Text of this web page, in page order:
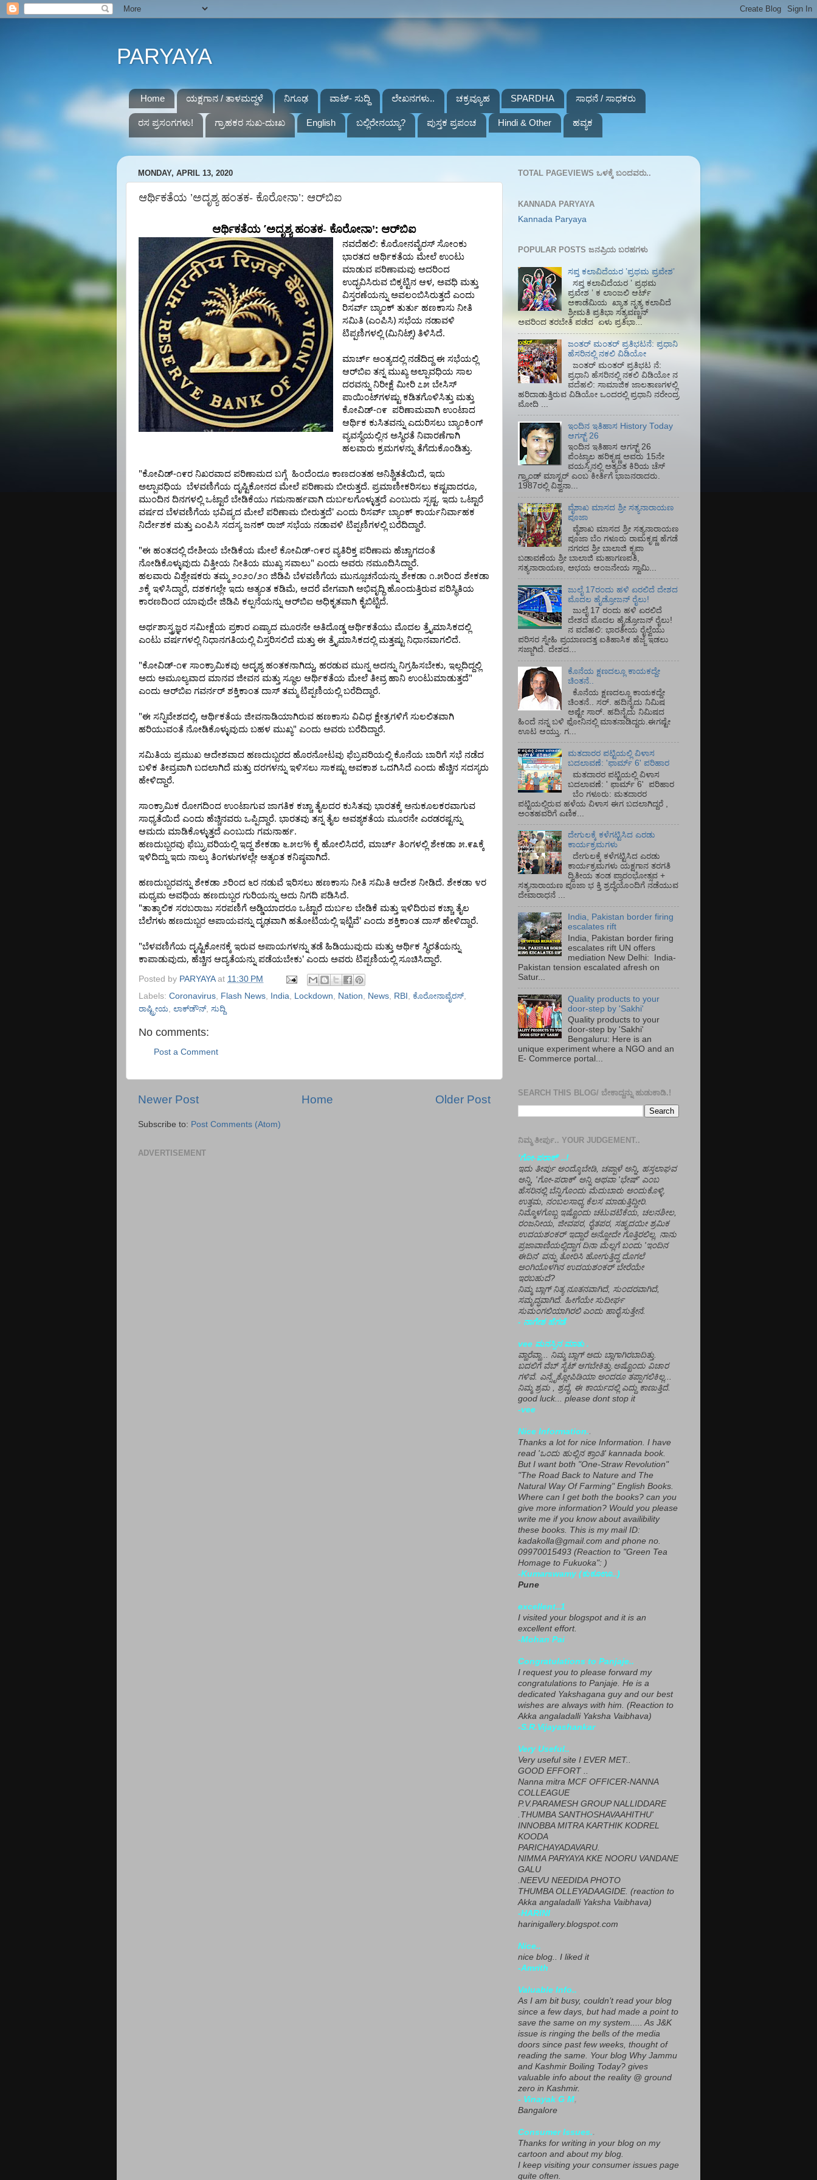
PARYAYA
Home ಯಕ್ಷಗಾನ / ತಾಳಮದ್ದಳೆ ನಿಗೂಢ ವಾಟ್- ಸುದ್ದಿ ಲೇಖನಗಳು.. ಚಕ್ರವ್ಯೂಹ SPARDHA ಸಾಧನೆ / ಸಾಧಕರು
ರಸ ಪ್ರಸಂಗಗಳು! ಗ್ರಾಹಕರ ಸುಖ-ದುಃಖ English ಬಲ್ಲಿರೇನಯ್ಯಾ? ಪುಸ್ತಕ ಪ್ರಪಂಚ Hindi & Other ಹವ್ಯಕ
MONDAY, APRIL 13, 2020
ಆರ್ಥಿಕತೆಯ ’ಅದೃಶ್ಯ ಹಂತಕ- ಕೊರೋನಾ’: ಆರ್‌ಬಿಐ
ಆರ್ಥಿಕತೆಯ ’ಅದೃಶ್ಯ ಹಂತಕ- ಕೊರೋನಾ’: ಆರ್‌ಬಿಐ
ನವದೆಹಲಿ: ಕೊರೋನವೈರಸ್ ಸೋಂಕು
ಭಾರತದ ಆರ್ಥಿಕತೆಯ ಮೇಲೆ ಉಂಟು
ಮಾಡುವ ಪರಿಣಾಮವು ಅದರಿಂದ
ಉದ್ಭವಿಸಿರುವ ಬಿಕ್ಕಟ್ಟಿನ ಆಳ, ಅವಧಿ ಮತ್ತು
ವಿಸ್ತರಣೆಯನ್ನು ಅವಲಂಬಿಸಿರುತ್ತದೆ ಎಂದು
ರಿಸರ್ವ್ ಬ್ಯಾಂಕ್ ತುರ್ತು ಹಣಕಾಸು ನೀತಿ
ಸಮಿತಿ(ಎಂಪಿಸಿ) ಸಭೆಯ ನಡಾವಳಿ
ಟಿಪ್ಪಣಿಗಳಲ್ಲಿ(ಮಿನಿಟ್ಸ್) ತಿಳಿಸಿದೆ.
ಮಾರ್ಚ್ ಅಂತ್ಯದಲ್ಲಿ ನಡೆದಿದ್ದ ಈ ಸಭೆಯಲ್ಲಿ
ಆರ್‌ಬಿಐ ತನ್ನ ಮುಖ್ಯ ಅಲ್ಪಾವಧಿಯ ಸಾಲ
ದರವನ್ನು ನಿರೀಕ್ಷೆ ಮೀರಿ ೭೫ ಬೇಸಿಸ್
ಪಾಯಿಂಟ್‌ಗಳಷ್ಟು ಕಡಿತಗೊಳಿಸಿತ್ತು ಮತ್ತು
ಕೋವಿಡ್-೧೯ ಪರಿಣಾಮವಾಗಿ ಉಂಟಾದ
ಆರ್ಥಿಕ ಕುಸಿತವನ್ನು ಎದುರಿಸಲು ಬ್ಯಾಂಕಿಂಗ್
ವ್ಯವಸ್ಥೆಯಲ್ಲಿನ ಅಸ್ಥಿರತೆ ನಿವಾರಣೆಗಾಗಿ
ಹಲವಾರು ಕ್ರಮಗಳನ್ನು ತೆಗೆದುಕೊಂಡಿತ್ತು.
"ಕೋವಿಡ್-೧೯ರ ನಿಖರವಾದ ಪರಿಣಾಮದ ಬಗ್ಗೆ ಹಿಂದೆಂದೂ ಕಾಣದಂತಹ ಅನಿಶ್ಚಿತತೆಯಿದೆ, ಇದು
ಅಲ್ಪಾವಧಿಯ ಬೆಳವಣಿಗೆಯ ದೃಷ್ಟಿಕೋನದ ಮೇಲೆ ಪರಿಣಾಮ ಬೀರುತ್ತದೆ. ಪ್ರಮಾಣೀಕರಿಸಲು ಕಷ್ಟವಾದರೂ,
ಮುಂದಿನ ದಿನಗಳಲ್ಲಿ ಒಟ್ಟಾರೆ ಬೇಡಿಕೆಯು ಗಮನಾರ್ಹವಾಗಿ ದುರ್ಬಲಗೊಳ್ಳುತ್ತದೆ ಎಂಬುದು ಸ್ಪಷ್ಟ. ಇದು ಒಟ್ಟಾರೆ
ವರ್ಷದ ಬೆಳವಣಿಗೆಯ ಭವಿಷ್ಯದ ಮೇಲೆ ಪರಿಣಾಮ ಬೀರುತ್ತದೆ’ ಎಂದು ರಿಸರ್ವ್ ಬ್ಯಾಂಕ್ ಕಾರ್ಯನಿರ್ವಾಹಕ
ನಿರ್ದೇಶಕ ಮತ್ತು ಎಂಪಿಸಿ ಸದಸ್ಯ ಜನಕ್ ರಾಜ್ ಸಭೆಯ ನಡಾವಳಿ ಟಿಪ್ಪಣಿಗಳಲ್ಲಿ ಬರೆದಿದ್ದಾರೆ.
"ಈ ಹಂತದಲ್ಲಿ ದೇಶೀಯ ಬೇಡಿಕೆಯ ಮೇಲೆ ಕೋವಿಡ್-೧೯ರ ವ್ಯತಿರಿಕ್ತ ಪರಿಣಾಮ ಹೆಚ್ಚಾಗದಂತೆ
ನೋಡಿಕೊಳ್ಳುವುದು ವಿತ್ತೀಯ ನೀತಿಯ ಮುಖ್ಯ ಸವಾಲು" ಎಂದು ಅವರು ನಮೂದಿಸಿದ್ದಾರೆ.
ಹಲವಾರು ವಿಶ್ಲೇಷಕರು ತಮ್ಮ ೨೦೨೦/೨೧ ಜಿಡಿಪಿ ಬೆಳವಣಿಗೆಯ ಮುನ್ಸೂಚನೆಯನ್ನು ಶೇಕಡಾ ೧.೫ರಿಂದ ಶೇಕಡಾ
೨ಕ್ಕೆ ಇಳಿಸಿದ್ದಾರೆ, ದಶಕಗಲ್ಲೇ ಇದು ಅತ್ಯಂತ ಕಡಿಮೆ, ಆದರೆ ವೇಗವಾಗಿ ಅಭಿವೃದ್ಧಿ ಹೊಂದುತ್ತಿರುವ ಪರಿಸ್ಥಿತಿಯ
ಕಾರಣದಿಂದ ಯಾವುದೇ ಜಿಡಿಪಿ ಕಲ್ಪನೆಯನ್ನು ಆರ್‌ಬಿಐ ಅಧಿಕೃತವಾಗಿ ಕೈಬಿಟ್ಟಿದೆ.
ಅರ್ಥಶಾಸ್ತ್ರಜ್ಞರ ಸಮೀಕ್ಷೆಯ ಪ್ರಕಾರ ಏಷ್ಯಾದ ಮೂರನೇ ಅತಿದೊಡ್ಡ ಆರ್ಥಿಕತೆಯು ಮೊದಲ ತ್ರೈಮಾಸಿಕದಲ್ಲಿ
ಎಂಟು ವರ್ಷಗಳಲ್ಲಿ ನಿಧಾನಗತಿಯಲ್ಲಿ ವಿಸ್ತರಿಸಲಿದೆ ಮತ್ತು ಈ ತ್ರೈಮಾಸಿಕದಲ್ಲಿ ಮತ್ತಷ್ಟು ನಿಧಾನವಾಗಲಿದೆ.
"ಕೋವಿಡ್-೧೯ ಸಾಂಕ್ರಾಮಿಕವು ಅದೃಶ್ಯ ಹಂತಕನಾಗಿದ್ದು, ಹರಡುವ ಮುನ್ನ ಅದನ್ನು ನಿಗ್ರಹಿಸಬೇಕು, ಇಲ್ಲದಿದ್ದಲ್ಲಿ
ಅದು ಅಮೂಲ್ಯವಾದ ಮಾನವ ಜೀವನ ಮತ್ತು ಸ್ಥೂಲ ಆರ್ಥಿಕತೆಯ ಮೇಲೆ ತೀವ್ರ ಹಾನಿ ಉಂಟುಮಾಡುತ್ತದೆ"
ಎಂದು ಆರ್‌ಬಿಐ ಗವರ್ನರ್ ಶಕ್ತಿಕಾಂತ ದಾಸ್ ತಮ್ಮ ಟಿಪ್ಪಣಿಯಲ್ಲಿ ಬರೆದಿದ್ದಾರೆ.
"ಈ ಸನ್ನಿವೇಶದಲ್ಲಿ, ಆರ್ಥಿಕತೆಯ ಜೀವನಾಡಿಯಾಗಿರುವ ಹಣಕಾಸು ವಿವಿಧ ಕ್ಷೇತ್ರಗಳಿಗೆ ಸುಲಲಿತವಾಗಿ
ಹರಿಯುವಂತೆ ನೋಡಿಕೊಳ್ಳುವುದು ಬಹಳ ಮುಖ್ಯ" ಎಂದು ಅವರು ಬರೆದಿದ್ದಾರೆ.
ಸಮಿತಿಯ ಪ್ರಮುಖ ಆದೇಶವಾದ ಹಣದುಬ್ಬರದ ಹೊರನೋಟವು ಫೆಬ್ರವರಿಯಲ್ಲಿ ಕೊನೆಯ ಬಾರಿಗೆ ಸಭೆ ನಡೆದ
ಬಳಿಕ ತೀವ್ರವಾಗಿ ಬದಲಾಗಿದೆ ಮತ್ತು ದರಗಳನ್ನು ಇಳಿಸಲು ಸಾಕಷ್ಟು ಅವಕಾಶ ಒದಗಿಸಿದೆ ಎಂದು ಹೆಚ್ಚಿನ ಸದಸ್ಯರು
ಹೇಳಿದ್ದಾರೆ.
ಸಾಂಕ್ರಾಮಿಕ ರೋಗದಿಂದ ಉಂಟಾಗುವ ಜಾಗತಿಕ ಕಚ್ಚಾ ತೈಲದರ ಕುಸಿತವು ಭಾರತಕ್ಕೆ ಅನುಕೂಲಕರವಾಗುವ
ಸಾಧ್ಯತೆಯಿದೆ ಎಂದು ಹೆಚ್ಚಿನವರು ಒಪ್ಪಿದ್ದಾರೆ. ಭಾರತವು ತನ್ನ ತೈಲ ಅವಶ್ಯಕತೆಯ ಮೂರನೇ ಎರಡರಷ್ಟನ್ನು
ಆಮದು ಮಾಡಿಕೊಳ್ಳುತ್ತದೆ ಎಂಬುದು ಗಮನಾರ್ಹ.
ಹಣದುಬ್ಬರವು ಫೆಬ್ರ್ರುವರಿಯಲ್ಲಿ ಇದ್ದ ಶೇಕಡಾ ೬.೫೮% ಕ್ಕೆ ಹೋಲಿಸಿದರೆ, ಮಾರ್ಚ್ ತಿಂಗಳಲ್ಲಿ ಶೇಕಡಾ ೫.೯೩ಕ್ಕೆ
ಇಳಿದಿದ್ದು ಇದು ನಾಲ್ಕು ತಿಂಗಳುಗಳಲ್ಲೇ ಅತ್ಯಂತ ಕನಿಷ್ಠವಾಗಿದೆ.
ಹಣದುಬ್ಬರವನ್ನು ಶೇಕಡಾ ೨ರಿಂದ ೬ರ ನಡುವೆ ಇರಿಸಲು ಹಣಕಾಸು ನೀತಿ ಸಮಿತಿ ಆದೇಶ ನೀಡಿದೆ. ಶೇಕಡಾ ೪ರ
ಮಧ್ಯಮ ಅವಧಿಯ ಹಣದುಬ್ಬರ ಗುರಿಯನ್ನು ಅದು ನಿಗದಿ ಪಡಿಸಿದೆ.
"ತಾತ್ಕಾಲಿಕ ಸರಬರಾಜು ಸರಪಣಿಗೆ ಅಡ್ಡಿಯಾದರೂ ಒಟ್ಟಾರೆ ದುರ್ಬಲ ಬೇಡಿಕೆ ಮತ್ತು ಇಳಿದಿರುವ ಕಚ್ಚಾ ತೈಲ
ಬೆಲೆಗಳು ಹಣದುಬ್ಬರ ಅಪಾಯವನ್ನು ದೃಢವಾಗಿ ಹತೋಟಿಯಲ್ಲಿ ಇಟ್ಟಿವೆ’ ಎಂದು ಶಕ್ತಿಕಾಂತ ದಾಸ್ ಹೇಳಿದ್ದಾರೆ.
"ಬೆಳವಣಿಗೆಯ ದೃಷ್ಟಿಕೋನಕ್ಕೆ ಇರುವ ಅಪಾಯಗಳನ್ನು ತಡೆ ಹಿಡಿಯುವುದು ಮತ್ತು ಆರ್ಥಿಕ ಸ್ಥಿರತೆಯನ್ನು
ಕಾಪಾಡುವುದು, ಹೆಚ್ಚಿನ ಆದ್ಯತೆಯನ್ನು ಪಡೆಯಬೇಕು’ ಎಂದು ಅವರು ಟಿಪ್ಪಣಿಯಲ್ಲಿ ಸೂಚಿಸಿದ್ದಾರೆ.
Posted by PARYAYA at 11:30 PM
Labels: Coronavirus Flash News India Lockdown Nation News RBI ಕೊರೋನಾವೈರಸ್
ರಾಷ್ಟ್ರೀಯ ಲಾಕ್‌ಡೌನ್, ಸುದ್ದಿ
No comments:
Post a Comment
Newer Post Older Post
Home
Subscribe to: Post Comments (Atom)
ADVERTISEMENT
TOTAL PAGEVIEWS ಒಳಕ್ಕೆ ಬಂದವರು..
KANNADA PARYAYA
Kannada Paryaya
POPULAR POSTS ಜನಪ್ರಿಯ ಬರಹಗಳು
ಸಪ್ತ ಕಲಾವಿದೆಯರ ʼಪ್ರಥಮ ಪ್ರವೇಶʼ
ಸಪ್ತ ಕಲಾವಿದೆಯರ ʼ ಪ್ರಥಮ
ಪ್ರವೇಶ ʼ ಕ ಲಾಂಜಲಿ ಆರ್ಟ್
ಅಕಾಡೆಮಿಯ‌ ಖ್ಯಾತ ನೃತ್ಯ ಕಲಾವಿದೆ
ಶ್ರೀಮತಿ ಪ್ರತಿಭಾ ಸತ್ಯವಣ್ಣನ್
ಅವರಿಂದ ತರಬೇತಿ ಪಡೆದ ಏಳು ಪ್ರತಿಭಾ...
ಜಂತರ್ ಮಂತರ್ ಪ್ರತಿಭಟನೆ: ಪ್ರಧಾನಿ
ಹೆಸರಿನಲ್ಲಿ ನಕಲಿ ವಿಡಿಯೋ
ಜಂತರ್ ಮಂತರ್ ಪ್ರತಿಭಟ ನೆ:
ಪ್ರಧಾನಿ ಹೆಸರಿನಲ್ಲಿ ನಕಲಿ ವಿಡಿಯೋ ನ
ವದೆಹಲಿ: ಸಾಮಾಜಿಕ ಜಾಲತಾಣಗಳಲ್ಲಿ
ಹರಿದಾಡುತ್ತಿರುವ ವಿಡಿಯೋ ಒಂದರಲ್ಲಿ ಪ್ರಧಾನಿ ನರೇಂದ್ರ
ಮೋದಿ ...
ಇಂದಿನ ಇತಿಹಾಸ History Today
ಆಗಸ್ಟ್ 26
ಇಂದಿನ ಇತಿಹಾಸ ಆಗಸ್ಟ್ 26
ಪೆಂಟ್ಯಾಲ ಹರಿಕೃಷ್ಣ ಅವರು 15ನೇ
ವಯಸ್ಸಿನಲ್ಲಿ ಅತ್ಯಂತ ಕಿರಿಯ ಚೆಸ್
ಗ್ರ್ಯಾಂಡ್ ಮಾಸ್ಟರ್ ಎಂಬ ಕೀರ್ತಿಗೆ ಭಾಜನರಾದರು.
1987ರಲ್ಲಿ ವಿಶ್ವನಾ...
ವೈಶಾಖ ಮಾಸದ ಶ್ರೀ ಸತ್ಯನಾರಾಯಣ
ಪೂಜಾ
ವೈಶಾಖ ಮಾಸದ ಶ್ರೀ ಸತ್ಯನಾರಾಯಣ
ಪೂಜಾ ಬೆಂ ಗಳೂರು ರಾಮಕೃಷ್ಣ ಹೆಗಡೆ
ನಗರದ ಶ್ರೀ ಬಾಲಾಜಿ ಕೃಪಾ
ಬಡಾವಣೆಯ ಶ್ರೀ ಬಾಲಾಜಿ ಮಹಾಗಣಪತಿ,
ಸತ್ಯನಾರಾಯಣ, ಅಭಯ ಆಂಜನೇಯ ಸ್ವಾಮಿ...
ಜುಲೈ 17ರಂದು ಹಳಿ ಏರಲಿದೆ ದೇಶದ
ಮೊದಲ ಹೈಡ್ರೋಜನ್ ರೈಲು!
ಜುಲೈ 17 ರಂದು ಹಳಿ ಏರಲಿದೆ
ದೇಶದ ಮೊದಲ ಹೈಡ್ರೋಜನ್ ರೈಲು!
ನ ವದೆಹಲಿ: ಭಾರತೀಯ ರೈಲ್ವೆಯು
ಪರಿಸರ ಸ್ನೇಹಿ ಪ್ರಯಾಣದತ್ತ ಐತಿಹಾಸಿಕ ಹೆಜ್ಜೆ ಇಡಲು
ಸಜ್ಜಾಗಿದೆ. ದೇಶದ...
ಕೊನೆಯ ಕ್ಷಣದಲ್ಲೂ ಕಾಯಕದ್ದೇ
ಚಿಂತನೆ..
ಕೊನೆಯ ಕ್ಷಣದಲ್ಲೂ ಕಾಯಕದ್ದೇ
ಚಿಂತನೆ.. ಸರ್.‌ ಹದಿನೈದು ನಿಮಿಷ
ಅಷ್ಟೇ ಸಾರ್.‌ ಹದಿನೈದು ನಿಮಿಷದ
ಹಿಂದೆ ನನ್ನ ಬಳಿ ಫೋನಿನಲ್ಲಿ ಮಾತನಾಡಿದ್ದರು.ಈಗಷ್ಟೇ
ಊಟ ಆಯ್ತು. ಗ...
ಮತದಾರರ ಪಟ್ಟಿಯಲ್ಲಿ ವಿಳಾಸ
ಬದಲಾವಣೆ: 'ಫಾರ್ಮ್ 6' ಪರಿಹಾರ
ಮತದಾರರ ಪಟ್ಟಿಯಲ್ಲಿ ವಿಳಾಸ
ಬದಲಾವಣೆ: ' ಫಾರ್ಮ್ 6' ಪರಿಹಾರ
ಬೆಂ ಗಳೂರು: ಮತದಾರರ
ಪಟ್ಟಿಯಲ್ಲಿರುವ ಹಳೆಯ ವಿಳಾಸ ಈಗ ಬದಲಾಗಿದ್ದರೆ ,
ಅಂತಹವರಿಗೆ ಎಣಿಕ...
ದೇಗುಲಕ್ಕೆ ಕಳೆಗಟ್ಟಿಸಿದ ಎರಡು
ಕಾರ್ಯಕ್ರಮಗಳು
ದೇಗುಲಕ್ಕೆ ಕಳೆಗಟ್ಟಿಸಿದ ಎರಡು
ಕಾರ್ಯಕ್ರಮಗಳು ಯಕ್ಷಗಾನ ತರಗತಿ
ದ್ವಿತೀಯ ತಂಡ ಪ್ರಾರಂಭೋತ್ಸವ +
ಸತ್ಯನಾರಾಯಣ ಪೂಜಾ ಭ ಕ್ತಿ ಶ್ರದ್ಧೆಯೊಂದಿಗೆ ನಡೆಯುವ
ದೇವಾರಾಧನೆ ...
India, Pakistan border firing
escalates rift
India, Pakistan border firing
escalates rift UN offers
mediation New Delhi: India-
Pakistan tension escalated afresh on
Satur...
Quality products to your
door-step by 'Sakhi'
Quality products to your
door-step by 'Sakhi'
Bengaluru: Here is an
unique experiment where a NGO and an
E- Commerce portal...
SEARCH THIS BLOG/ ಬೇಕಾದ್ದನ್ನು ಹುಡುಕಾಡಿ.!
ನಿಮ್ಮ ತೀರ್ಪು.. YOUR JUDGEMENT..
'ಗೋ-ಪರಾಕ್' ..!
ಇದು ತೀರ್ಪು ಅಂದ್ಕೊಬೇಡಿ, ಚಪ್ಪಾಳೆ ಅನ್ನಿ, ಹಸ್ತಲಾಘವ
ಅನ್ನಿ, 'ಗೋ-ಪರಾಕ್' ಅನ್ನಿ ಅಥವಾ 'ಭೇಷ್' ಎಂಬ
ಹೆಸರಿನಲ್ಲಿ ಬೆನ್ನಿಗೊಂದು ಮೆದುಬಾರು ಅಂದುಕೊಳ್ಳಿ.
ಉತ್ತಮ, ನಂಬಲಸಾಧ್ಯ ಕೆಲಸ ಮಾಡುತ್ತಿದ್ದೀರಿ.
ನಿಮ್ಮೊಳಗೊಬ್ಬ ಇಷ್ಟೊಂದು ಚಟುವಟಿಕೆಯ, ಚಲನಶೀಲ,
ರಂಜನೀಯ, ಜೀವಪರ, ರೈತಪರ, ಸಹೃದಯೀ ಶ್ರಮಿಕ
ಉದಯಶಂಕರ್ ಇದ್ದಾರೆ ಅನ್ನೋದೇ ಗೊತ್ತಿರಲಿಲ್ಲ. ನಾನು
ಪ್ರಜಾವಾಣಿಯಲ್ಲಿದ್ದಾಗ ದಿನಾ ಮೆಲ್ಲಗೆ ಬಂದು 'ಇಂದಿನ
ಈದಿನ' ವನ್ನು ತೋರಿಸಿ ಹೋಗುತ್ತಿದ್ದ ದೊಗಲೆ
ಅಂಗಿಯೊಳಗಿನ ಉದಯಶಂಕರ್ ಬೇರೆಯೇ
ಇರಬಹುದೆ?
ನಿಮ್ಮ ಬ್ಲಾಗ್ ನಿತ್ಯ ನೂತನವಾಗಿದೆ, ಸುಂದರವಾಗಿದೆ,
ಸಮೃದ್ಧವಾಗಿದೆ. ಹೀಗೆಯೇ ಸುದೀರ್ಘ
ಸುಮಂಗಲಿಯಾಗಿರಲಿ ಎಂದು ಹಾರೈಸುತ್ತೇನೆ.
- ನಾಗೇಶ ಹೆಗಡೆ
vee ಮನಸ್ಸಿನ ಮಾತು .
ವ್ಹಾರೆವ್ಹಾ... ನಿಮ್ಮ ಬ್ಲಾಗ್ ಅದು ಬ್ಲಾಗಾಗಿರಬಾದಿತ್ತು.
ಬದಲಿಗೆ ವೆಬ್ ಸೈಟ್ ಆಗಬೇಕಿತ್ತು.ಅಷ್ಟೊಂದು ವಿಚಾರ
ಗಳಿವೆ. ಎನ್ಸೈಕ್ಲೋಪಿಡಿಯಾ ಅಂದರೂ ತಪ್ಪಾಗಲಿಕಿಲ್ಲ...
ನಿಮ್ಮ ಶ್ರಮ , ಶ್ರದ್ಧೆ, ಈ ಕಾರ್ಯದಲ್ಲಿ ಎದ್ದು ಕಾಣುತ್ತಿದೆ.
good luck... please dont stop it
-vee
Nice Information..
Thanks a lot for nice Information. I have
read 'ಒಂದು ಹುಲ್ಲಿನ ಕ್ರಾಂತಿ' kannada book.
But I want both "One-Straw Revolution"
"The Road Back to Nature and The
Natural Way Of Farming" English Books.
Where can I get both the books? can you
give more information? Would you please
write me if you know about availibility
these books. This is my mail ID:
kadakolla@gmail.com and phone no.
09970015493 (Reaction to "Green Tea
Homage to Fukuoka": )
-Kumarswamy (ಕುಕೂಊ..)
Pune
excellent..1
I visited your blogspot and it is an
excellent effort.
-Mohan Pai
Congratulations to Panjaje..
I request you to please forward my
congratulations to Panjaje. He is a
dedicated Yakshagana guy and our best
wishes are always with him. (Reaction to
Akka angaladalli Yaksha Vaibhava)
-S.R.Vijayashankar
Very Useful..
Very useful site I EVER MET..
GOOD EFFORT ..
Nanna mitra MCF OFFICER-NANNA
COLLEAGUE
P.V.PARAMESH GROUP NALLIDDARE
.THUMBA SANTHOSHAVAAHITHU'
INNOBBA MITRA KARTHIK KODREL
KOODA
PARICHAYADAVARU.
NIMMA PARYAYA KKE NOORU VANDANE
GALU
.NEEVU NEEDIDA PHOTO
THUMBA OLLEYADAAGIDE. (reaction to
Akka angaladalli Yaksha Vaibhava)
-HARINI
harinigallery.blogspot.com
Nice..
nice blog.. I liked it
-Amrith
Valuable Info..
As I am bit busy, couldn’t read your blog
since a few days, but had made a point to
save the same on my system..... As J&K
issue is ringing the bells of the media
doors since past few weeks, thought of
reading the same. Your blog Why Jammu
and Kashmir Boiling Today? gives
valuable info about the reality @ ground
zero in Kashmir.
- Vinayak G M,
Bangalore
Consumer Issues..
Thanks for writing in your blog on my
cartoon and about my blog.
I keep visiting your consumer issues page
quite often.